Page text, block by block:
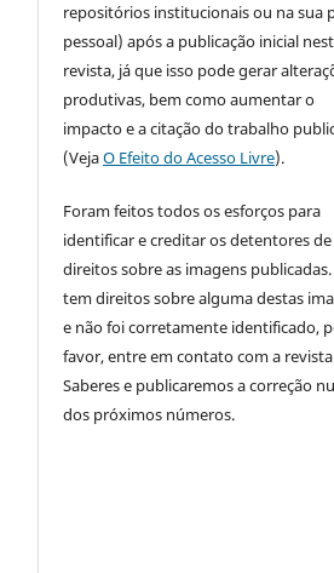
repositórios institucionais ou na sua
pessoal) após a publicação inicial
revista, já que isso pode gerar
produtivas, bem como aumentar o
impacto e a citação do trabalho
(VejaO Efeito do Acesso Livre).
Foram feitos todos os esforços para
identificar e creditar os detentores de
direitos sobre as imagens publicadas.
tem direitos sobre alguma destas
e não foi corretamente identificado,
favor, entre em contato com a revista
Saberes e publicaremos a correção
dos próximos números.